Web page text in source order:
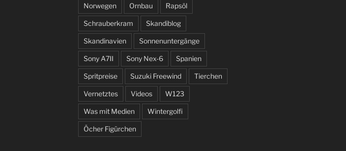
Norwegen Ornbau Rapsöl
Schrauberkram Skandiblog
Skandinavien Sonnenuntergänge
Sony A7II Sony Nex-6 Spanien
Spritpreise Suzuki Freewind Tierchen
Vernetztes Videos W123
Was mit Medien Wintergolfi
Öcher Figürchen